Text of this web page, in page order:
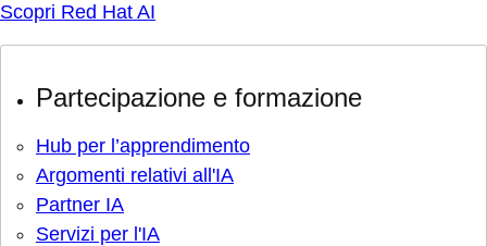
Scopri Red Hat AI
Partecipazione e formazione
Hub per l’apprendimento
Argomenti relativi all'IA
Partner IA
Servizi per l'IA